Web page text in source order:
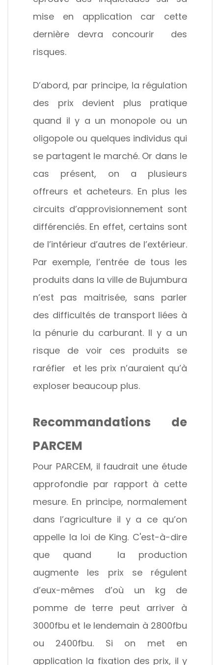
mise en application car cette
dernière devra concourir des
risques.
D’abord, par principe, la régulation
des prix devient plus pratique
quand il y a un monopole ou un
oligopole ou quelques individus qui
se partagent le marché. Or dans le
cas présent, on a plusieurs
offreurs et acheteurs. En plus les
circuits d’approvisionnement sont
différenciés. En effet, certains sont
de l’intérieur d’autres de l’extérieur.
Par exemple, l’entrée de tous les
produits dans la ville de Bujumbura
n’est pas maitrisée, sans parler
des difficultés de transport liées à
la pénurie du carburant. Il y a un
risque de voir ces produits se
raréfier et les prix n’auraient qu’à
exploser beaucoup plus.
Recommandations de
PARCEM
Pour PARCEM, il faudrait une étude
approfondie par rapport à cette
mesure. En principe, normalement
dans l’agriculture il y a ce qu’on
appelle la loi de King. C'est-à-dire
que quand la production
augmente les prix se régulent
d’eux-mêmes d’où un kg de
pomme de terre peut arriver à
3000fbu et le lendemain à 2800fbu
ou 2400fbu. Si on met en
application la fixation des prix, il y